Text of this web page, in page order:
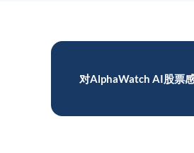
对AlphaWatch AI股票